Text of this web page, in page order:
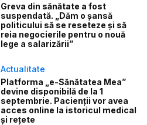
Greva din sănătate a fost
suspendată. „Dăm o șansă
politicului să se reseteze și să
reia negocierile pentru o nouă
lege a salarizării”
Actualitate
Platforma „e-Sănătatea Mea”
devine disponibilă de la 1
septembrie. Pacienții vor avea
acces online la istoricul medical
și rețete